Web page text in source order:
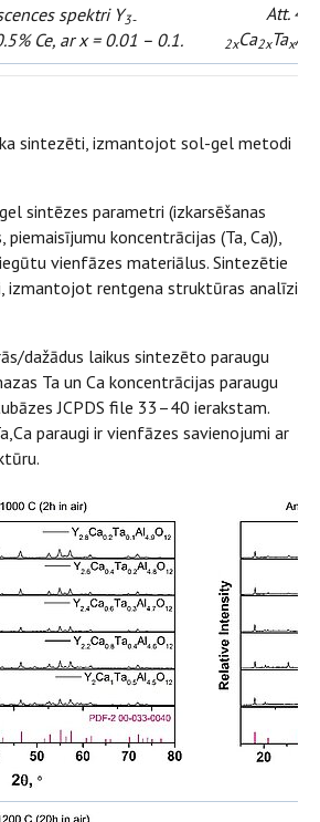
spektri Y3-
Ce, ar x = 0.01 – 0.1.
Att. 4.
2xCa2xTaxAl
sintezēti, izmantojot sol-gel metodi
sintēzes parametri (izkarsēšanas
koncentrācijas (Ta, Ca)),
vienfāzes materiālus. Sintezētie
izmantojot rentgena struktūras analīzi
dažādus laikus sintezēto paraugu
Ta un Ca koncentrācijas paraugu
JCPDS file 33–40 ierakstam.
paraugi ir vienfāzes savienojumi ar